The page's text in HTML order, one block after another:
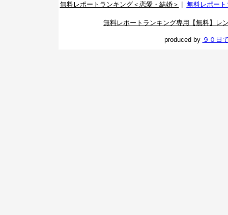
無料レポートランキング＜恋愛・結婚＞
無料レポー
無料レポートランキング専用【無料】レ
produced by ９０日